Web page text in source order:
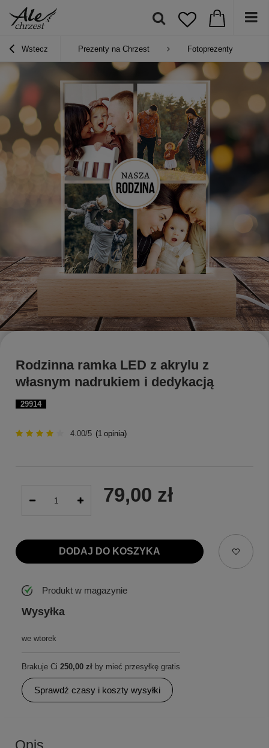
Wstecz Prezenty na Chrzest Fotoprezenty
29914
Rodzinna ramka LED z akrylu z
własnym nadrukiem i dedykacją
4.00/5 (1 opinia)
79,00 zł
DODAJ DO KOSZYKA
Produkt w magazynie
Wysyłka
we wtorek
Brakuje Ci 250,00 zł by mieć przesyłkę gratis
Sprawdź czasy i koszty wysyłki